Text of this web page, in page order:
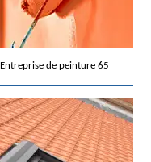
Entreprise de peinture 65